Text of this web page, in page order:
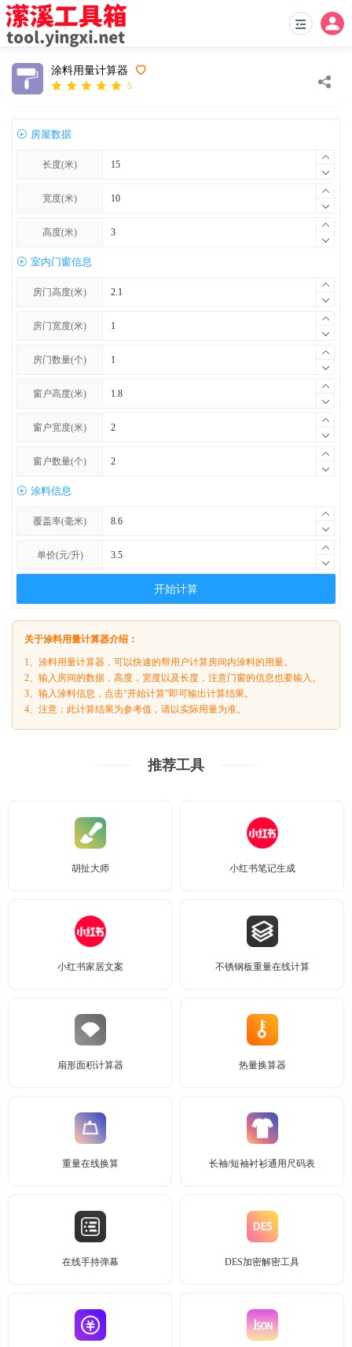
涂料用量计算器
5
房屋数据
长度(米)
宽度(米)
高度(米)
室内门窗信息
房门高度(米)
房门宽度(米)
房门数量(个)
窗户高度(米)
窗户宽度(米)
窗户数量(个)
涂料信息
覆盖率(毫米)
单价(元/升)
开始计算
关于涂料用量计算器介绍：
1、涂料用量计算器，可以快速的帮用户计算房间内涂料的用量。
2、输入房间的数据，高度，宽度以及长度，注意门窗的信息也要输入。
3、输入涂料信息，点击“开始计算”即可输出计算结果。
4、注意：此计算结果为参考值，请以实际用量为准。
推荐工具
胡扯大师 小红书笔记生成
小红书家居文案 不锈钢板重量在线计算
扇形面积计算器 热量换算器
重量在线换算 长袖/短袖衬衫通用尺码表
在线手持弹幕 DES加密解密工具